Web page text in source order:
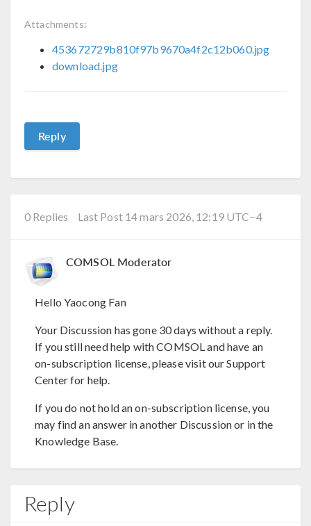
Attachments:
453672729b810f97b9670a4f2c12b060.jpg
download.jpg
Reply
0 Replies Last Post 14 mars 2026, 12:19 UTC−4
COMSOL Moderator
Hello Yaocong Fan
Your Discussion has gone 30 days without a reply.
If you still need help with COMSOL and have an
on-subscription license, please visit our Support
Center for help.
If you do not hold an on-subscription license, you
may find an answer in another Discussion or in the
Knowledge Base.
Reply